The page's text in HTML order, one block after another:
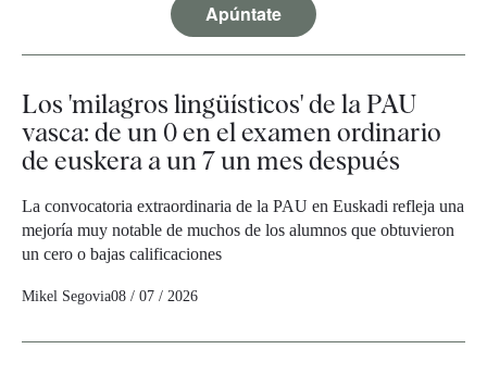
Apúntate
Los 'milagros lingüísticos' de la PAU
vasca: de un 0 en el examen ordinario
de euskera a un 7 un mes después
La convocatoria extraordinaria de la PAU en Euskadi refleja una
mejoría muy notable de muchos de los alumnos que obtuvieron
un cero o bajas calificaciones
Mikel Segovia08 / 07 / 2026